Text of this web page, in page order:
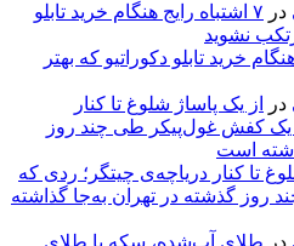
در
۷ اشتباه رایج هنگام خرید تابلو
نشوید
هنگام خرید تابلو دکوراتیو که بهتر
در
از یک پاساژ شلوغ تا کنار
یک کفش غول‌پیکر طی چند روز
است
تا کنار دریاچه‌ی چیتگر؛ ردی که
گذشته در تهران به‌جا گذاشته